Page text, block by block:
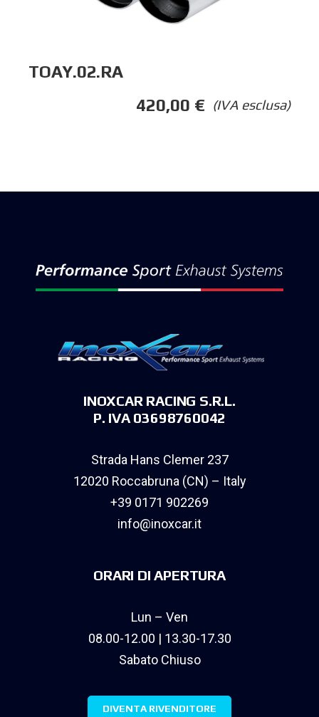
TOAY.02.RA
(IVA esclusa)
420,00 €
INOXCAR RACING S.R.L.
P. IVA 03698760042
Strada Hans Clemer 237
12020 Roccabruna (CN) – Italy
+39 0171 902269
info@inoxcar.it
ORARI DI APERTURA
Lun – Ven
08.00-12.00 | 13.30-17.30
Sabato Chiuso
DIVENTA RIVENDITORE